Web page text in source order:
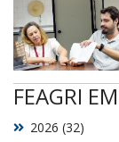
FEAGRI
2026 (32)